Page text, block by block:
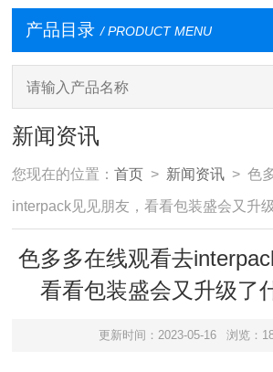
产品目录 / PRODUCT MENU
新闻资讯
您现在的位置：首页 > 新闻资讯 > 色
interpack见见朋友，看看包装盛会又升
色多多在线观看去
看看包装盛会又升级了
更新时间：2023-05-16 浏览：